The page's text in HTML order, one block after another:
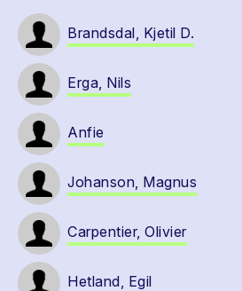
Brandsdal, Kjetil D.
Erga, Nils
Anfie
Johanson, Magnus
Carpentier, Olivier
Hetland, Egil